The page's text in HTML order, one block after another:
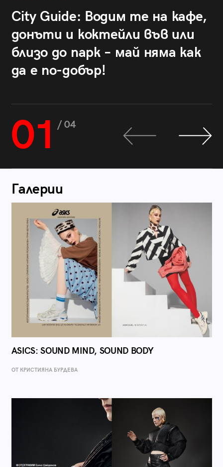
City Guide: Водим те на кафе,
донъти и коктейли във или
близо до парк – май няма как
да е по-добър!
01 / 04
Галерии
ASICS: SOUND MIND, SOUND BODY
ОТ КРИСТИЯНА БУРДЕВА